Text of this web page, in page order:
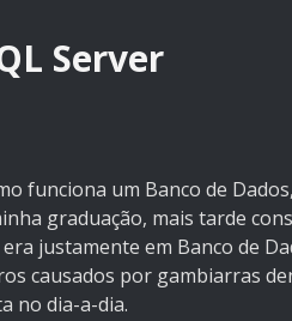
Server
funciona um Banco de
graduação, mais tarde
justamente em Banco de
causados por gambiarras
no dia-a-dia.